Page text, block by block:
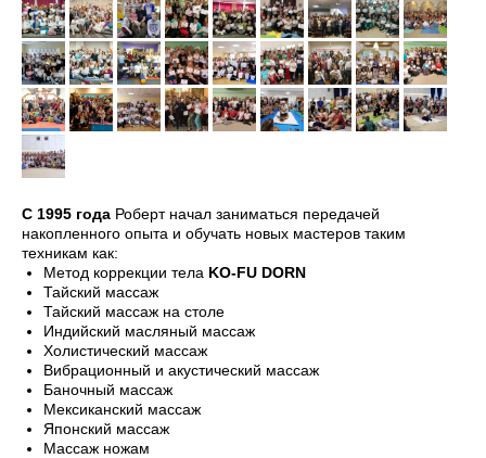
C 1995 года Роберт начал заниматься передачей
накопленного опыта и обучать новых мастеров таким
техникам как:
Метод коррекции тела KO-FU DORN
Тайский массаж
Тайский массаж на столе
Индийский масляный массаж
Холистический массаж
Вибрационный и акустический массаж
Баночный массаж
Мексиканский массаж
Японский массаж
Массаж ножам